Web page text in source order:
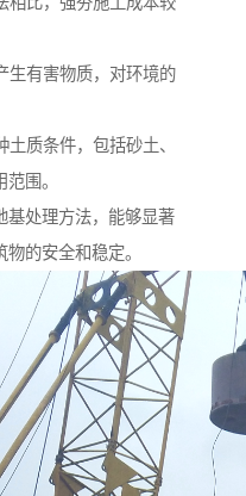
生有害物质，对环境的
质条件，包括砂土、
围。
基处理方法，能够显著
的安全和稳定。